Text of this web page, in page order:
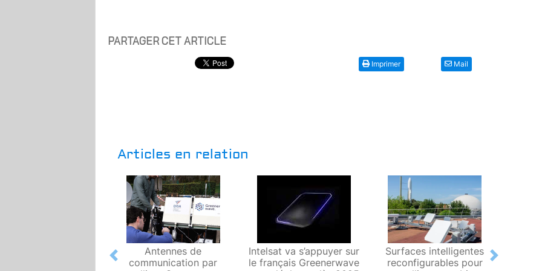
PARTAGER CET ARTICLE
Imprimer Mail
Articles en relation
Antennes de
communication par
Intelsat va s’appuyer sur
le français Greenerwave
Surfaces intelligentes
reconfigurables pour
Previous Next